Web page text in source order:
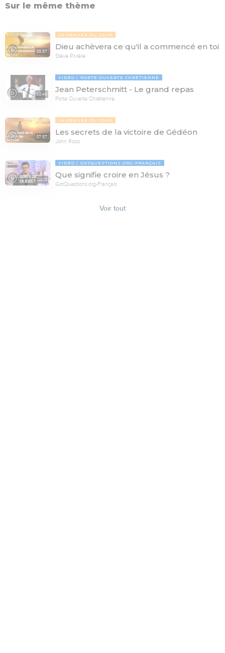
Sur le même thème
08:37
LA PENSÉE DU JOUR
Dieu achèvera ce qu'il a commencé en toi
Stève Rivière
50:40
VIDÉO PORTE OUVERTE CHRÉTIENNE
Jean Peterschmitt - Le grand repas
Porte Ouverte Chrétienne
07:37
LA PENSÉE DU JOUR
Les secrets de la victoire de Gédéon
John Roos
04:10
VIDÉO GOTQUESTIONS.ORG-FRANÇAIS
Que signifie croire en Jésus ?
GotQuestions.org-Français
Voir tout